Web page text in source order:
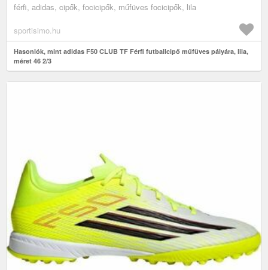
férfi, adidas, cipők, focicipők, műfüves focicipők, lila
sportisimo.hu
Hasonlók, mint adidas F50 CLUB TF Férfi futballcipő műfüves pályára, lila,
méret 46 2/3